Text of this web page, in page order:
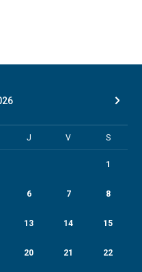
J V S
1
6 7 8
13 14 15
20 21 22